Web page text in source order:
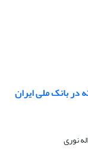
در بانک ملی ایران
نوری